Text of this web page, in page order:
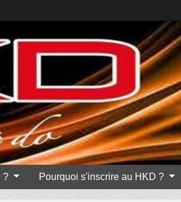
? Pourquoi s'inscrire au HKD ?